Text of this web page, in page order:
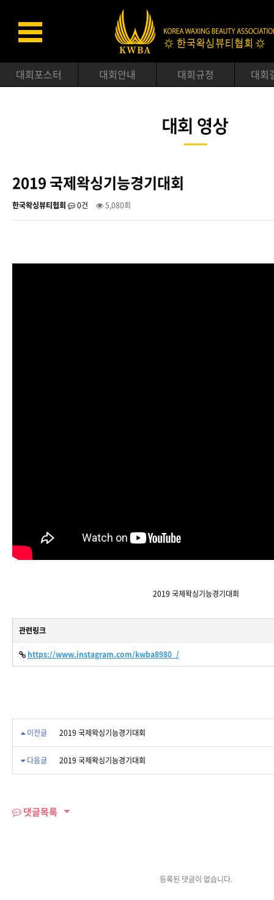
대회포스터 대회안내 대회규정 대회
2019 국제왁싱기능경기대회
한국왁싱뷰티협회 0건 5,080회
2019 국제왁싱기능경기대회
관련링크
https://www.instagram.com/kwba8980_/
이전글 2019 국제왁싱기능경기대회
다음글 2019 국제왁싱기능경기대회
댓글목록
등록된 댓글이 없습니다.